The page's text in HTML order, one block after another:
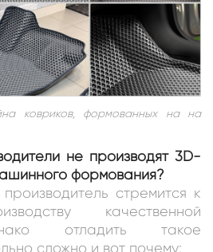
ковриков, формованных на на
не производят 3D-
формования?
стремится к
качественной
отладить такое
сложно и вот почему: